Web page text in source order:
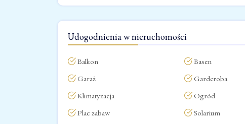
Udogodnienia w nieruchomości
Balkon Basen
Garaż
Garderoba
Klimatyzacja
Ogród
Plac zabaw
Solarium